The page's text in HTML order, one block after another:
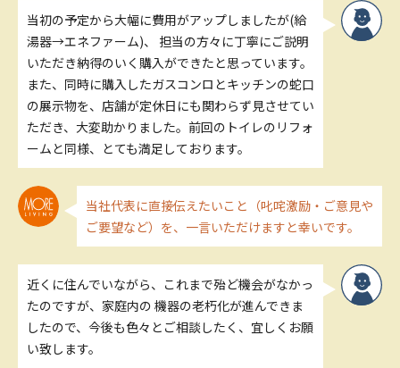
当初の予定から大幅に費用がアップしましたが(給
湯器→エネファーム)、 担当の方々に丁寧にご説明
いただき納得のいく購入ができたと思っています。
また、同時に購入したガスコンロとキッチンの蛇口
の展示物を、店舗が定休日にも関わらず見させてい
ただき、大変助かりました。前回のトイレのリフォ
ームと同様、とても満足しております。
当社代表に直接伝えたいこと（叱咤激励・ご意見や
ご要望など）を、一言いただけますと幸いです。
近くに住んでいながら、これまで殆ど機会がなかっ
たのですが、家庭内の 機器の老朽化が進んできま
したので、今後も色々とご相談したく、宜しくお願
い致します。